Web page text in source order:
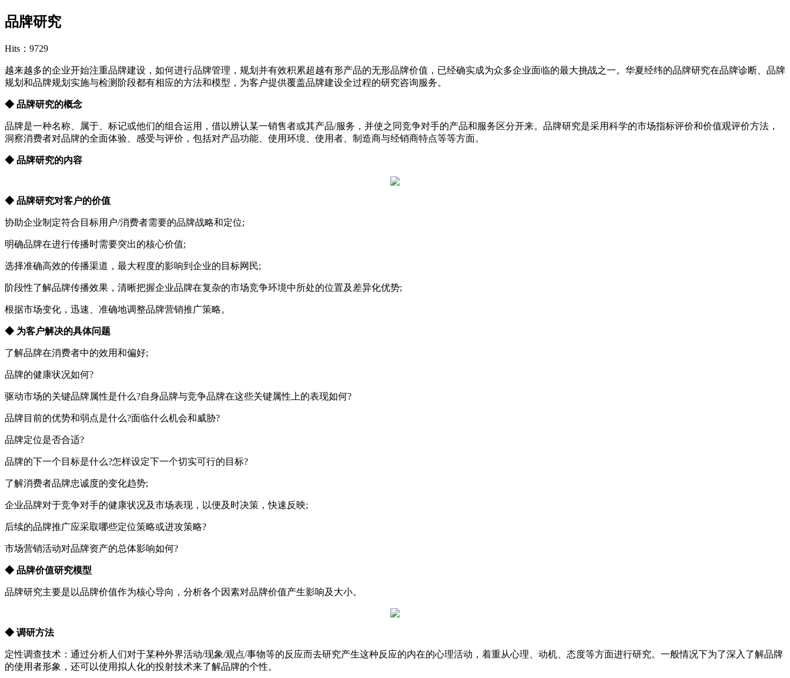
品牌研究
Hits：9729
越来越多的企业开始注重品牌建设，如何进行品牌管理，规划并有效积累超越有形产品的无形品牌价值，已经确实成为众多企业面临的最大挑战之一。华夏经纬的品牌研究在品牌诊断、品牌
规划和品牌规划实施与检测阶段都有相应的方法和模型，为客户提供覆盖品牌建设全过程的研究咨询服务。
◆ 品牌研究的概念
品牌是一种名称、属于、标记或他们的组合运用，借以辨认某一销售者或其产品/服务，并使之同竞争对手的产品和服务区分开来。品牌研究是采用科学的市场指标评价和价值观评价方法，
洞察消费者对品牌的全面体验、感受与评价，包括对产品功能、使用环境、使用者、制造商与经销商特点等等方面。
◆ 品牌研究的内容
◆ 品牌研究对客户的价值
协助企业制定符合目标用户/消费者需要的品牌战略和定位;
明确品牌在进行传播时需要突出的核心价值;
选择准确高效的传播渠道，最大程度的影响到企业的目标网民;
阶段性了解品牌传播效果，清晰把握企业品牌在复杂的市场竞争环境中所处的位置及差异化优势;
根据市场变化，迅速、准确地调整品牌营销推广策略。
◆ 为客户解决的具体问题
了解品牌在消费者中的效用和偏好;
品牌的健康状况如何?
驱动市场的关键品牌属性是什么?自身品牌与竞争品牌在这些关键属性上的表现如何?
品牌目前的优势和弱点是什么?面临什么机会和威胁?
品牌定位是否合适?
品牌的下一个目标是什么?怎样设定下一个切实可行的目标?
了解消费者品牌忠诚度的变化趋势;
企业品牌对于竞争对手的健康状况及市场表现，以便及时决策，快速反映;
后续的品牌推广应采取哪些定位策略或进攻策略?
市场营销活动对品牌资产的总体影响如何?
◆ 品牌价值研究模型
品牌研究主要是以品牌价值作为核心导向，分析各个因素对品牌价值产生影响及大小。
◆ 调研方法
定性调查技术：通过分析人们对于某种外界活动/现象/观点/事物等的反应而去研究产生这种反应的内在的心理活动，着重从心理、动机、态度等方面进行研究。一般情况下为了深入了解品牌
的使用者形象，还可以使用拟人化的投射技术来了解品牌的个性。